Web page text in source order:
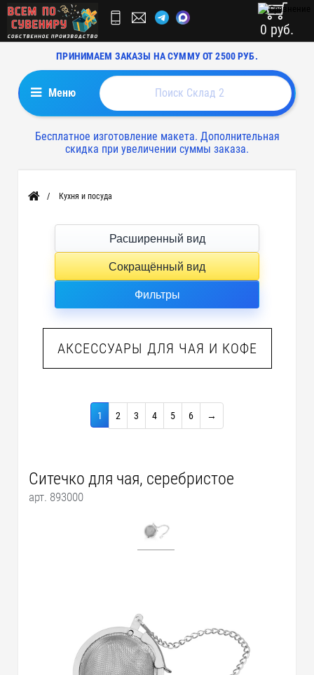
ПРИНИМАЕМ ЗАКАЗЫ НА СУММУ ОТ 2500 РУБ.
0 руб.
Меню
Бесплатное изготовление макета. Дополнительная
скидка при увеличении суммы заказа.
Главная Кухня и посуда
Расширенный вид
Сокращённый вид
Фильтры
АКСЕССУАРЫ ДЛЯ ЧАЯ И КОФЕ
1 2 3 4 5 6 →
Ситечко для чая, серебристое
арт. 893000